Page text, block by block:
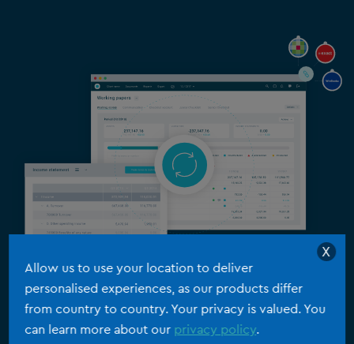
Data die nooit stil staat
X
Allow us to use your location to deliver
personalised experiences, as our products differ
from country to country. Your privacy is valued. You
can learn more about ourprivacy policy.